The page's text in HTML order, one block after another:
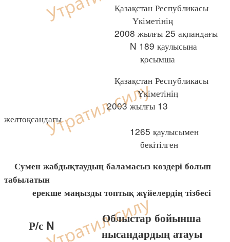
Қазақстан Республикасы
Үкіметінің
2008 жылғы 25 ақпандағы
N 189 қаулысына
қосымша
Қазақстан Республикасы
Үкіметінің
2003 жылғы 13
желтоқсандағы
1265 қаулысымен
бекітілген
Сумен жабдықтаудың баламасыз көздері болып
табылатын
ерекше маңызды топтық жүйелердің тізбесі
Р/с N
Облыстар бойынша
нысандардың атауы